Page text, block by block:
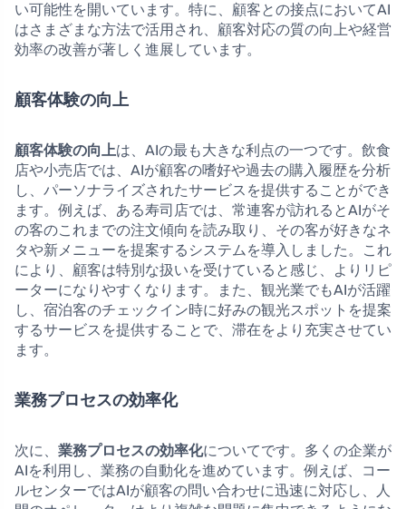
い可能性を開いています。特に、顧客との接点においてAI
はさまざまな方法で活用され、顧客対応の質の向上や経営
効率の改善が著しく進展しています。
顧客体験の向上
顧客体験の向上は、AIの最も大きな利点の一つです。飲食
店や小売店では、AIが顧客の嗜好や過去の購入履歴を分析
し、パーソナライズされたサービスを提供することができ
ます。例えば、ある寿司店では、常連客が訪れるとAIがそ
の客のこれまでの注文傾向を読み取り、その客が好きなネ
タや新メニューを提案するシステムを導入しました。これ
により、顧客は特別な扱いを受けていると感じ、よりリピ
ーターになりやすくなります。また、観光業でもAIが活躍
し、宿泊客のチェックイン時に好みの観光スポットを提案
するサービスを提供することで、滞在をより充実させてい
ます。
業務プロセスの効率化
次に、 業務プロセスの効率化についてです。多くの企業が
AIを利用し、業務の自動化を進めています。例えば、コー
ルセンターではAIが顧客の問い合わせに迅速に対応し、人